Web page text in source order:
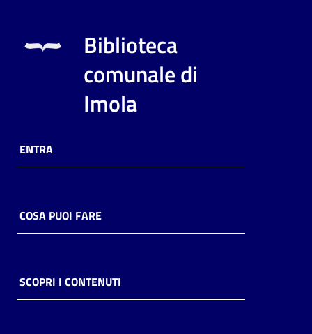
Scopri
online
Piani
Biblioteca
comunale di
Imola
ENTRA
COSA PUOI FARE
SCOPRI I CONTENUTI